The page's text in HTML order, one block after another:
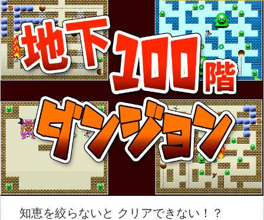
知恵を絞らないと クリアできない！？